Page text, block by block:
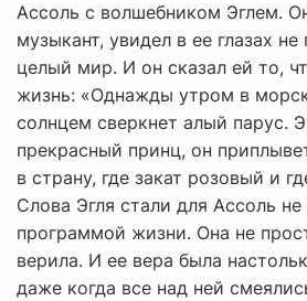
Ассоль с волшебником Эглем.
музыкант, увидел в ее глазах
целый мир. И он сказал ей то,
жизнь: «Однажды утром в
солнцем сверкнет алый парус.
прекрасный принц, он
в страну, где закат розовый и
Слова Эгля стали для Ассоль
программой жизни. Она не
верила. И ее вера была
даже когда все над ней